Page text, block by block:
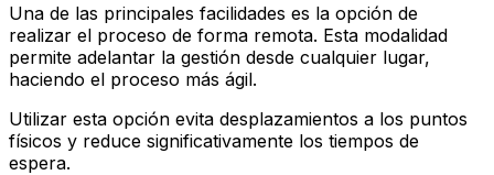
Una de las principales facilidades es la opción de
realizar el proceso de forma remota. Esta modalidad
permite adelantar la gestión desde cualquier lugar,
haciendo el proceso más ágil.
Utilizar esta opción evita desplazamientos a los puntos
físicos y reduce significativamente los tiempos de
espera.